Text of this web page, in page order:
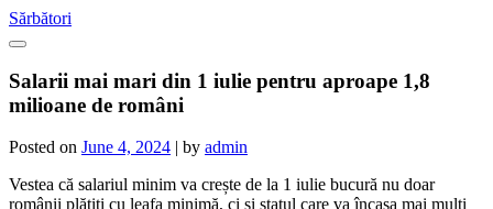
Skip
to
Sărbători
Salarii mai mari din 1 iulie pentru aproape 1,8
milioane de români
Posted on June 4, 2024 | by admin
Vestea că salariul minim va crește de la 1 iulie bucură nu doar
românii plătiți cu leafa minimă, ci și statul care va încasa mai mulți